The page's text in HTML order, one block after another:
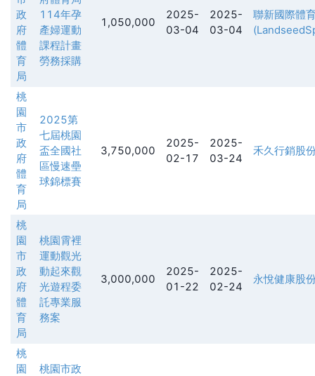
政
府
體
育
局
114年孕
產婦運動
課程計畫
勞務採購
1,050,000
2025-
03-04
2025-
03-04
聯新國際體
桃
園
市
政
府
體
育
局
2025第
七屆桃園
盃全國社
區慢速壘
球錦標賽
3,750,000
2025-
02-17
2025-
03-24
禾久行銷股
桃
園
市
政
府
體
育
局
桃園霄裡
運動觀光
動起來觀
光遊程委
託專業服
務案
3,000,000
2025-
01-22
2025-
02-24
永悅健康股
桃
園
桃園市政